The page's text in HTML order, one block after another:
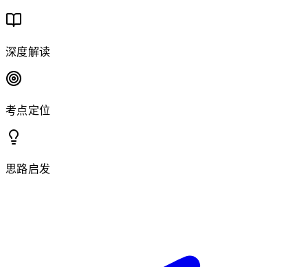
深度解读
考点定位
思路启发